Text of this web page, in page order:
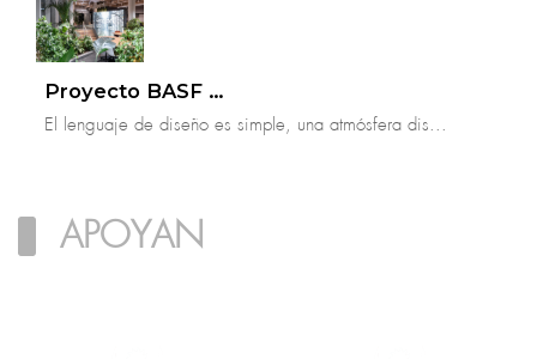
Proyecto BASF Arena
El lenguaje de diseño es simple, una atmósfera dis...
APOYAN